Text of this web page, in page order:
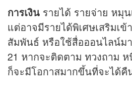
การเงิน รายได้ รายจ่าย หมุ
แต่อาจมีรายได้พิเศษเสริมเ
สัมพันธ์ หรือใช้สื่อออนไลน์ม
21 หากจะติดตาม ทวงถาม
ก็จะมีโอกาสมากขึ้นที่จะได้คื